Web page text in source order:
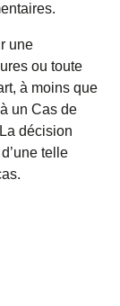
une
ou toute
à moins que
un Cas de
décision
telle